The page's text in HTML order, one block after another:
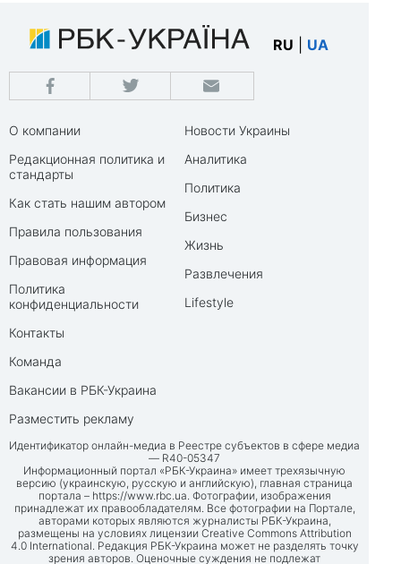
RU UA
О компании
Редакционная политика и
стандарты
Как стать нашим автором
Правила пользования
Правовая информация
Политика
конфиденциальности
Контакты
Команда
Вакансии в РБК-Украина
Разместить рекламу
Новости Украины
Аналитика
Политика
Бизнес
Жизнь
Развлечения
Lifestyle
Идентификатор онлайн-медиа в Реестре субъектов в сфере медиа
— R40-05347
Информационный портал «РБК-Украина» имеет трехязычную
версию (украинскую, русскую и английскую), главная страница
портала – https://www.rbc.ua. Фотографии, изображения
принадлежат их правообладателям. Все фотографии на Портале,
авторами которых являются журналисты РБК-Украина,
размещены на условиях лицензии Creative Commons Attribution
4.0 International. Редакция РБК-Украина может не разделять точку
зрения авторов. Оценочные суждения не подлежат